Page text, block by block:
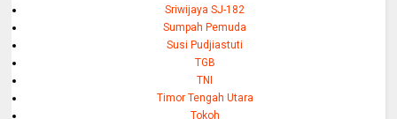
Sriwijaya SJ-182
Sumpah Pemuda
Susi Pudjiastuti
TGB
TNI
Timor Tengah Utara
Tokoh